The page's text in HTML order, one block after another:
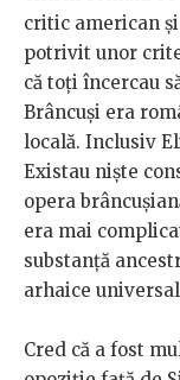
critic american
potrivit unor
că toți încercau
Brâncuși era
locală. Inclusiv
Existau niște
opera
era mai
substanță
arhaice
Cred că a fost